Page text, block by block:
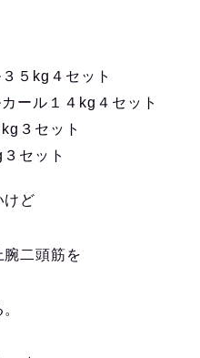
５kg４セット
ール１４kg４セット
３セット
セット
けど
腕二頭筋を